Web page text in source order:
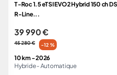
T-Roc 1.5 eTSI EVO2 Hybrid 150 ch
R-Line...
39 990 €
45 280 € -12 %
10 km -2026
Hybride - Automatique